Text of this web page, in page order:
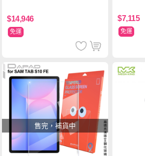
$14,946
免運
$7,115
免運
售完，補貨中